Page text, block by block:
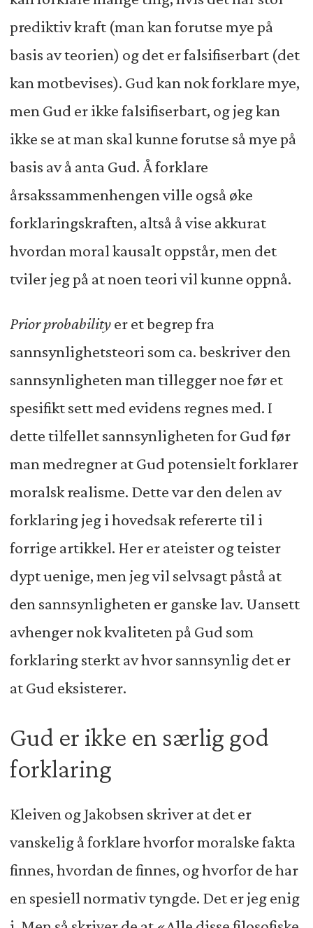
prediktiv kraft (man kan forutse mye på
basis av teorien) og det er falsifiserbart (det
kan motbevises). Gud kan nok forklare mye,
men Gud er ikke falsifiserbart, og jeg kan
ikke se at man skal kunne forutse så mye på
basis av å anta Gud. Å forklare
årsakssammenhengen ville også øke
forklaringskraften, altså å vise akkurat
hvordan moral kausalt oppstår, men det
tviler jeg på at noen teori vil kunne oppnå.
Prior probabilityer et begrep fra
sannsynlighetsteori som ca. beskriver den
sannsynligheten man tillegger noe før et
spesifikt sett med evidens regnes med. I
dette tilfellet sannsynligheten for Gud før
man medregner at Gud potensielt forklarer
moralsk realisme. Dette var den delen av
forklaring jeg i hovedsak refererte til i
forrige artikkel. Her er ateister og teister
dypt uenige, men jeg vil selvsagt påstå at
den sannsynligheten er ganske lav. Uansett
avhenger nok kvaliteten på Gud som
forklaring sterkt av hvor sannsynlig det er
at Gud eksisterer.
Gud er ikke en særlig god
forklaring
Kleiven og Jakobsen skriver at det er
vanskelig å forklare hvorfor moralske fakta
finnes, hvordan de finnes, og hvorfor de har
en spesiell normativ tyngde. Det er jeg enig